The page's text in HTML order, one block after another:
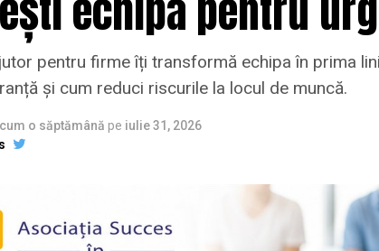
pentru firme îți transformă echipa în prima
și cum reduci riscurile la locul de muncă.
o săptămână pe iulie 31, 2026